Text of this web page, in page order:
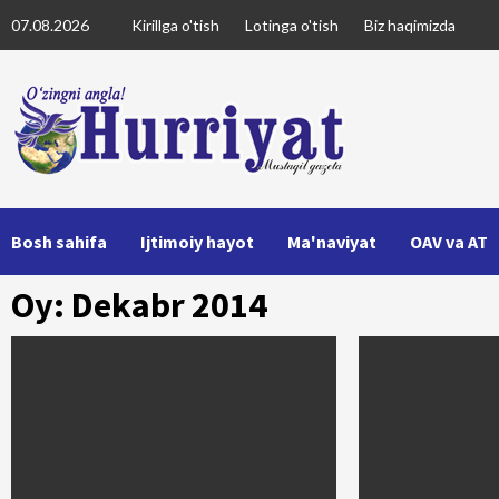
to
07.08.2026 Kirillga o'tish Lotinga o'tish Biz haqimizda
Bosh sahifa Ijtimoiy hayot Ma'naviyat OAV va AT
Oy: Dekabr 2014